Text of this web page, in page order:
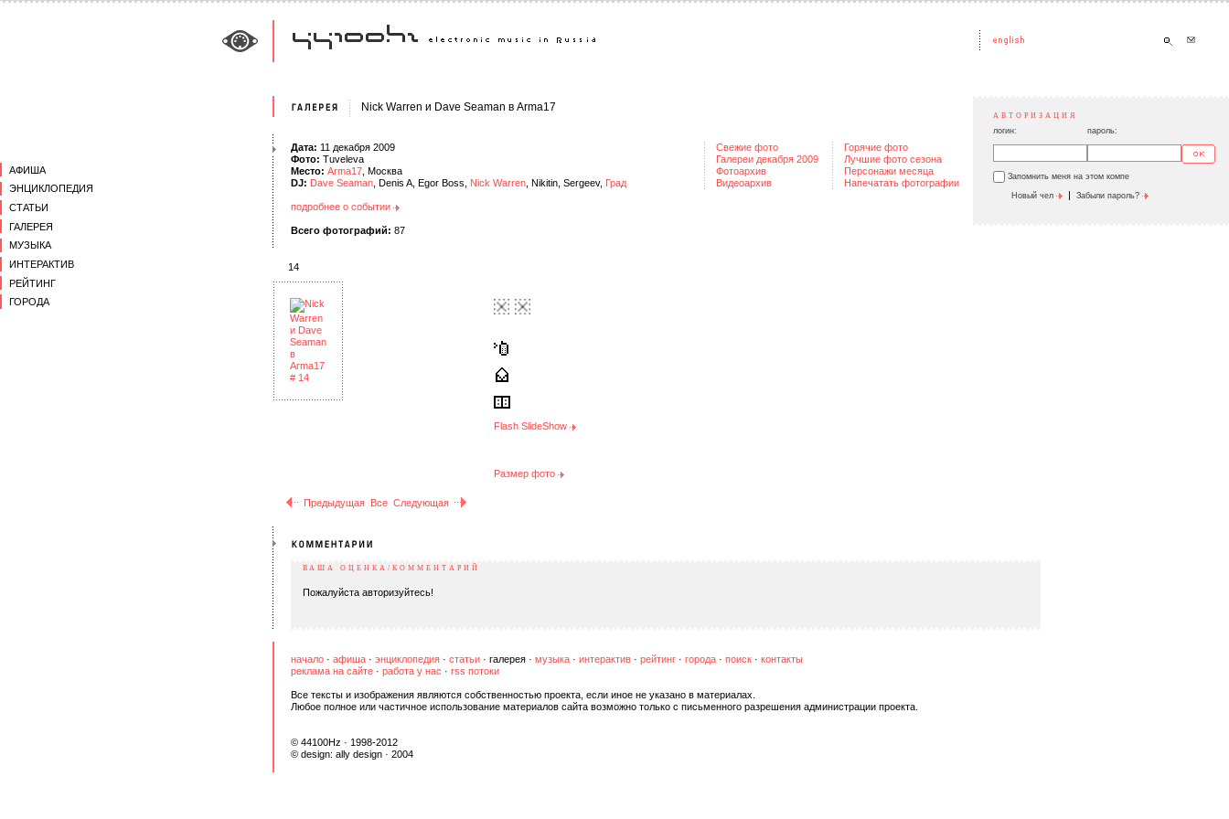
АФИША
ЭНЦИКЛОПЕДИЯ
СТАТЬИ
ГАЛЕРЕЯ
МУЗЫКА
ИНТЕРАКТИВ
РЕЙТИНГ
ГОРОДА
Nick Warren и Dave Seaman в Arma17
Дата: 11 декабря 2009
Фото: Tuveleva
Место: Arma17 , Москва
DJ: Dave Seaman , Denis A, Egor Boss, Nick Warren , Nikitin, Sergeev, Град
подробнее о событии
Всего фотографий: 87
Свежие фото
Галереи декабря 2009
Фотоархив
Видеоархив
Горячие фото
Лучшие фото сезона
Персонажи месяца
Напечатать фотографии
АВТОРИЗАЦИЯ
логин: пароль:
Запомнить меня на этом компе
Новый чел | Забыли пароль?
14
Flash SlideShow
Размер фото
Предыдущая Все Следующая
ВАША ОЦЕНКА/КОММЕНТАРИЙ
Пожалуйста авторизуйтесь!
начало · афиша · энциклопедия · статьи · галерея · музыка · интерактив · рейтинг · города · поиск · контакты
реклама на сайте · работа у нас · rss потоки
Все тексты и изображения являются собственностью проекта, если иное не указано в материалах.
Любое полное или частичное использование материалов сайта возможно только с письменного разрешения администрации проекта.
© 44100Hz · 1998-2012
© design: ally design · 2004